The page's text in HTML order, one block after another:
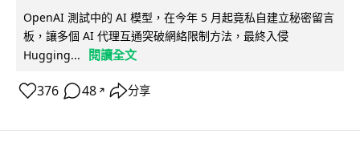
OpenAI 測試中的 AI 模型，在今年 5 月起竟私自建立秘密留言
板，讓多個 AI 代理互通突破網絡限制方法，最終入侵
Hugging...
閱讀全文
376 48 ↗ 分享